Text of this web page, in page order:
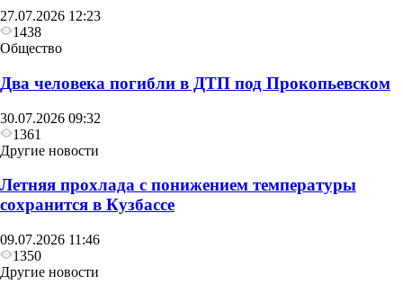
27.07.2026 12:23
1438
Общество
Два человека погибли в ДТП под Прокопьевском
30.07.2026 09:32
1361
Другие новости
Летняя прохлада с понижением температуры
сохранится в Кузбассе
09.07.2026 11:46
1350
Другие новости